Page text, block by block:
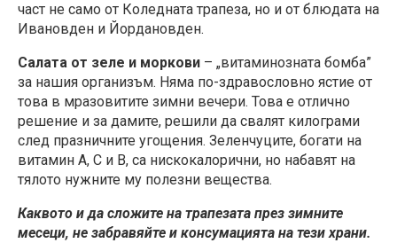
част не само от Коледната трапеза, но и от блюдата на
Ивановден и Йордановден.
Салата от зеле и моркови – „витаминозната бомба”
за нашия организъм. Няма по-здравословно ястие от
това в мразовитите зимни вечери. Това е отлично
решение и за дамите, решили да свалят килограми
след празничните угощения. Зеленчуците, богати на
витамин А, С и В, са нискокалорични, но набавят на
тялото нужните му полезни вещества.
Каквото и да сложите на трапезата през зимните
месеци, не забравяйте и консумацията на тези храни.